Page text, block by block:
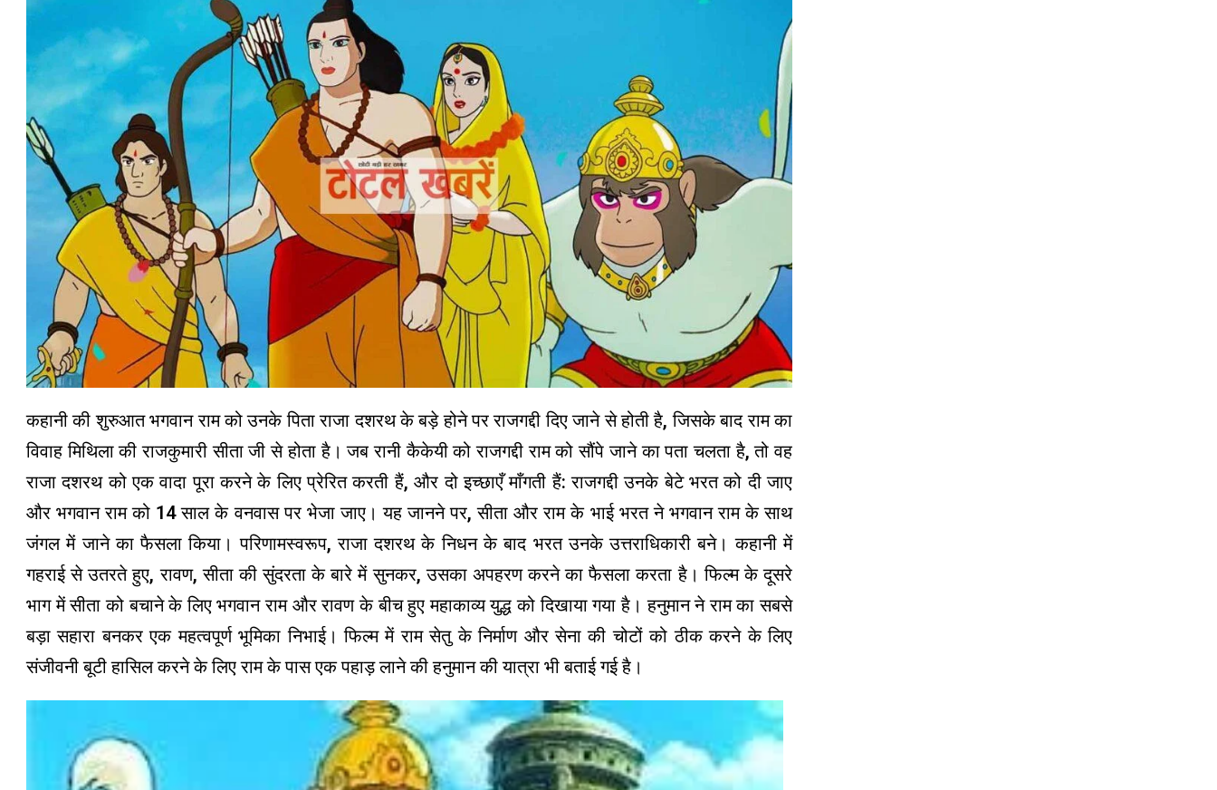
कहानी की शुरुआत भगवान राम को उनके पिता राजा दशरथ के बड़े होने पर राजगद्दी दिए जाने से होती है, जिसके बाद राम का
विवाह मिथिला की राजकुमारी सीता जी से होता है। जब रानी कैकेयी को राजगद्दी राम को सौंपे जाने का पता चलता है, तो वह
राजा दशरथ को एक वादा पूरा करने के लिए प्रेरित करती हैं, और दो इच्छाएँ माँगती हैं: राजगद्दी उनके बेटे भरत को दी जाए
और भगवान राम को 14 साल के वनवास पर भेजा जाए। यह जानने पर, सीता और राम के भाई भरत ने भगवान राम के साथ
जंगल में जाने का फैसला किया। परिणामस्वरूप, राजा दशरथ के निधन के बाद भरत उनके उत्तराधिकारी बने। कहानी में
गहराई से उतरते हुए, रावण, सीता की सुंदरता के बारे में सुनकर, उसका अपहरण करने का फैसला करता है। फिल्म के दूसरे
भाग में सीता को बचाने के लिए भगवान राम और रावण के बीच हुए महाकाव्य युद्ध को दिखाया गया है। हनुमान ने राम का सबसे
बड़ा सहारा बनकर एक महत्वपूर्ण भूमिका निभाई। फिल्म में राम सेतु के निर्माण और सेना की चोटों को ठीक करने के लिए
संजीवनी बूटी हासिल करने के लिए राम के पास एक पहाड़ लाने की हनुमान की यात्रा भी बताई गई है।